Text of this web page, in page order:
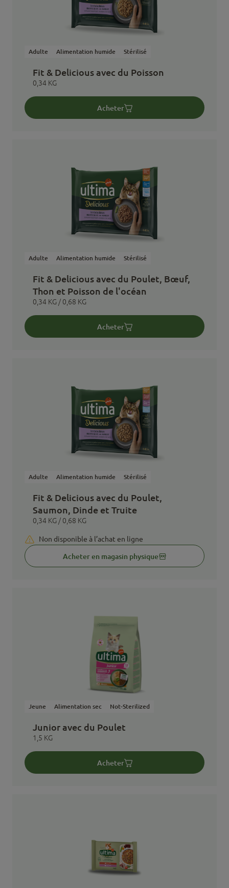
Adulte Alimentation humide Stérilisé
Fit & Delicious avec du Poisson
0,34 KG
Acheter
Adulte Alimentation humide Stérilisé
Fit & Delicious avec du Poulet, Bœuf,
Thon et Poisson de l'océan
0,34 KG / 0,68 KG
Acheter
Adulte Alimentation humide Stérilisé
Fit & Delicious avec du Poulet,
Saumon, Dinde et Truite
0,34 KG / 0,68 KG
Non disponible à l’achat en ligne
Acheter en magasin physique
Jeune Alimentation sec Not-Sterilized
Junior avec du Poulet
1,5 KG
Acheter